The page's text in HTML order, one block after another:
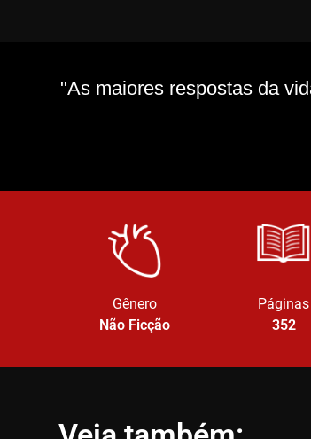
"As maiores respostas da
Gênero
Não Ficção
Páginas
352